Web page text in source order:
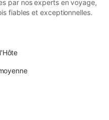
par nos experts en voyage,
fiables et exceptionnelles.